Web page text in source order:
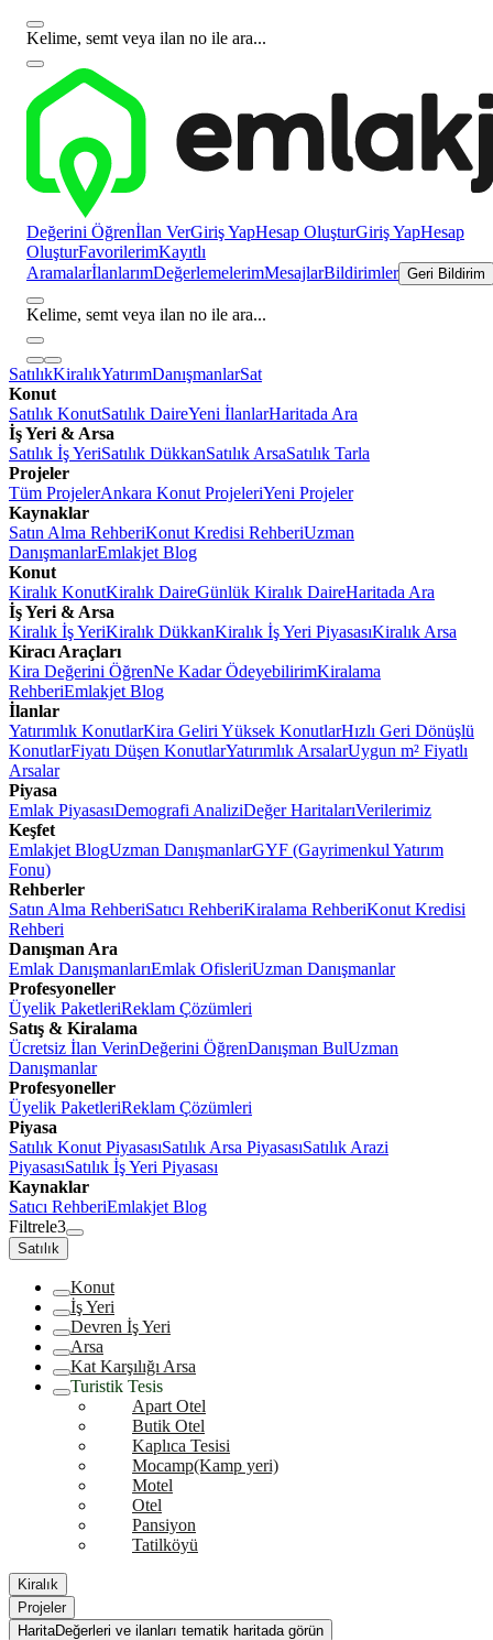
Kelime, semt veya ilan no ile ara...
Değerini Öğrenİlan VerGiriş YapHesap OluşturGiriş YapHesap
OluşturFavorilerimKayıtlı
AramalarİlanlarımDeğerlemelerimMesajlarBildirimler Geri Bildirim
Kelime, semt veya ilan no ile ara...
SatılıkKiralıkYatırımDanışmanlarSat
Konut
Satılık KonutSatılık DaireYeni İlanlarHaritada Ara
İş Yeri & Arsa
Satılık İş YeriSatılık DükkanSatılık ArsaSatılık Tarla
Projeler
Tüm ProjelerAnkara Konut ProjeleriYeni Projeler
Kaynaklar
Satın Alma RehberiKonut Kredisi RehberiUzman
DanışmanlarEmlakjet Blog
Konut
Kiralık KonutKiralık DaireGünlük Kiralık DaireHaritada Ara
İş Yeri & Arsa
Kiralık İş YeriKiralık DükkanKiralık İş Yeri PiyasasıKiralık Arsa
Kiracı Araçları
Kira Değerini ÖğrenNe Kadar ÖdeyebilirimKiralama
RehberiEmlakjet Blog
İlanlar
Yatırımlık KonutlarKira Geliri Yüksek KonutlarHızlı Geri Dönüşlü
KonutlarFiyatı Düşen KonutlarYatırımlık ArsalarUygun m² Fiyatlı
Arsalar
Piyasa
Emlak PiyasasıDemografi AnaliziDeğer HaritalarıVerilerimiz
Keşfet
Emlakjet BlogUzman DanışmanlarGYF (Gayrimenkul Yatırım
Fonu)
Rehberler
Satın Alma RehberiSatıcı RehberiKiralama RehberiKonut Kredisi
Rehberi
Danışman Ara
Emlak DanışmanlarıEmlak OfisleriUzman Danışmanlar
Profesyoneller
Üyelik PaketleriReklam Çözümleri
Satış & Kiralama
Ücretsiz İlan VerinDeğerini ÖğrenDanışman BulUzman
Danışmanlar
Profesyoneller
Üyelik PaketleriReklam Çözümleri
Piyasa
Satılık Konut PiyasasıSatılık Arsa PiyasasıSatılık Arazi
PiyasasıSatılık İş Yeri Piyasası
Kaynaklar
Satıcı RehberiEmlakjet Blog
Filtrele3
Satılık
Konut
İş Yeri
Devren İş Yeri
Arsa
Kat Karşılığı Arsa
Turistik Tesis
Apart Otel
Butik Otel
Kaplıca Tesisi
Mocamp(Kamp yeri)
Motel
Otel
Pansiyon
Tatilköyü
Kiralık
Projeler
HaritaDeğerleri ve ilanları tematik haritada görün